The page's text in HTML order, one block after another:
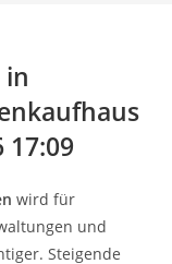
17:09
wird für
und
Steigende